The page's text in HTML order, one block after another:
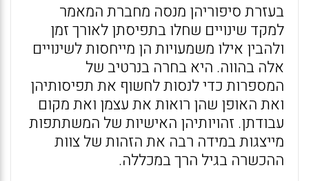
בעזרת סיפוריהן מנסה מחברת המאמר
למקד שינויים שחלו בתפיסתן לאורך זמן
ולהבין אילו משמעויות הן מייחסות לשינויים
אלה בהווה. היא בחרה בנרטיב של
המספרות כדי לנסות לחשוף את תפיסותיהן
ואת האופן שהן רואות את עצמן ואת מקום
עבודתן. זהויותיהן האישיות של המשתתפות
מייצגות במידה רבה את הזהות של צוות
ההכשרה בגיל הרך במכללה.